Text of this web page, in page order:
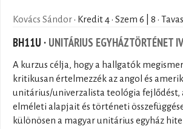
Kovács Sándor· Kredit 4 · Szem 6 | 8 ·
BH11U · UNITÁRIUS EGYHÁZTÖRTÉNET IV
A kurzus célja, hogy a hallgatók
kritikusan értelmezzék az angol és
unitárius/univerzalista teológia fejlődést,
elméleti alapjait és történeti
különösen a magyar unitárius egyház